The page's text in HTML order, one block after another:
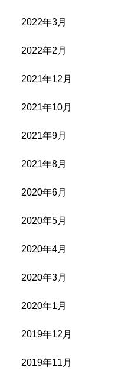
2022年3月
2022年2月
2021年12月
2021年10月
2021年9月
2021年8月
2020年6月
2020年5月
2020年4月
2020年3月
2020年1月
2019年12月
2019年11月